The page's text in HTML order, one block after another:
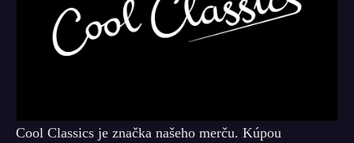
Cool Classics je značka našeho merču. Kúpou